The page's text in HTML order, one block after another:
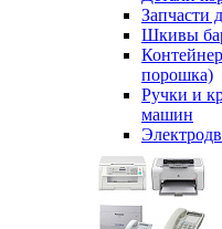
Запчасти
Шкивы
порошка)
Ручки и
машин